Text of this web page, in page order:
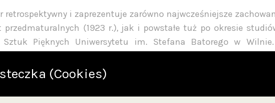
retrospektywny i zaprezentuje zarówno najwcześniejsze
(1923 r.), jak i powstałe tuż po okresie
Sztuk Pięknych Uniwersytetu im. Stefana Batorego w
dzieła z dojrzałego okresu twórczości, a także
dość licznie zgromadzony w kolekcji kaliskiego Muzeum
(Cookies)